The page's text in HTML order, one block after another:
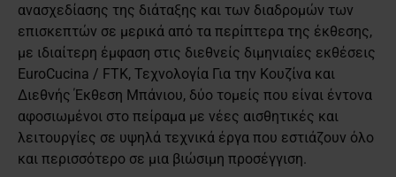
ανασχεδίασης της διάταξης και των διαδρομών των
επισκεπτών σε μερικά από τα περίπτερα της έκθεσης,
με ιδιαίτερη έμφαση στις διεθνείς διμηνιαίες εκθέσεις
EuroCucina / FTK, Τεχνολογία Για την Κουζίνα και
Διεθνής Έκθεση Μπάνιου, δύο τομείς που είναι έντονα
αφοσιωμένοι στο πείραμα με νέες αισθητικές και
λειτουργίες σε υψηλά τεχνικά έργα που εστιάζουν όλο
και περισσότερο σε μια βιώσιμη προσέγγιση.